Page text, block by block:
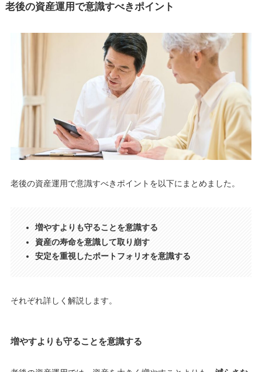
老後の資産運用で意識すべきポイント
老後の資産運用で意識すべきポイントを以下にまとめました。
増やすよりも守ることを意識する
資産の寿命を意識して取り崩す
安定を重視したポートフォリオを意識する
それぞれ詳しく解説します。
増やすよりも守ることを意識する